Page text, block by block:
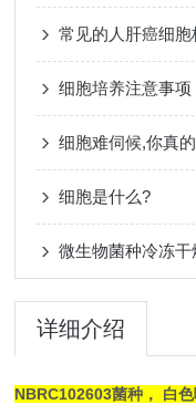
常见的人肝癌细
细胞培养注意事项
细胞难伺候,你真
细胞是什么?
微生物菌种冷冻
详细介绍
NBRC102603菌种， 白